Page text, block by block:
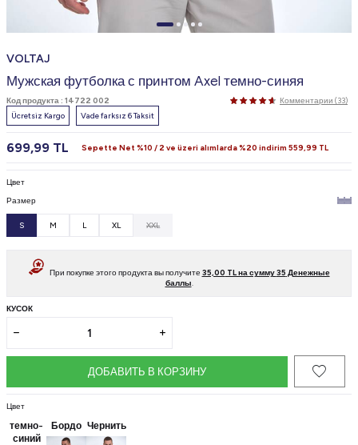
VOLTAJ
Мужская футболка с принтом Axel темно-синяя
Код продукта : 14722 002
Комментарии (33)
Ücretsiz Kargo
Vade farksız 6 Taksit
699,99 TL Sepette Net %10 / 2 ve üzeri alımlarda %20 indirim 559,99 TL
Цвет
Размер
S M L XL XXL
При покупке этого продукта вы получите 35,00 TL на сумму35 Денежные
баллы
КУСОК
ДОБАВИТЬ В КОРЗИНУ
Цвет
темно-
синий
Бордо Чернить